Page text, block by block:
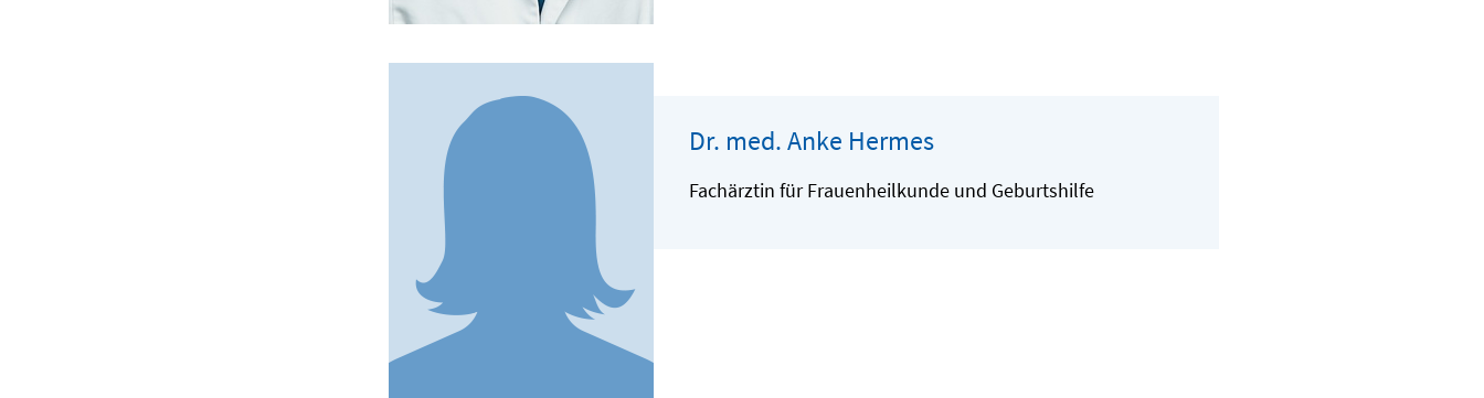
Dr. med. Anke Hermes
Fachärztin für Frauenheilkunde und Geburtshilfe